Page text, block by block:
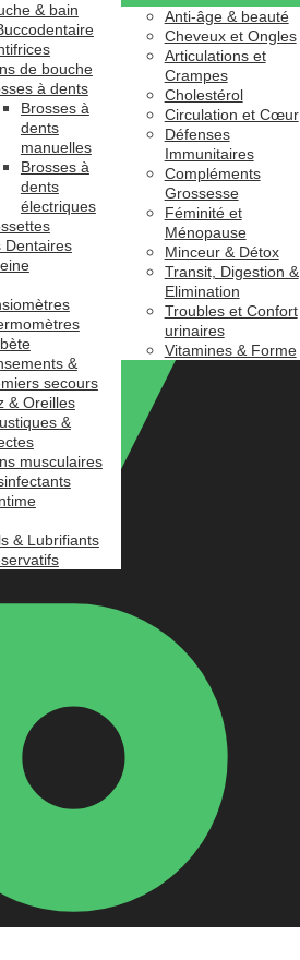
& bain
de bouche
à dents
Brosses à
dents
manuelles
Brosses à
dents
électriques
Dentaires
&
secours
& Oreilles
&
musculaires
& Lubrifiants
Anti-âge & beauté
Cheveux et Ongles
Articulations et
Crampes
Cholestérol
Circulation et Cœur
Défenses
Immunitaires
Compléments
Grossesse
Féminité et
Ménopause
Minceur & Détox
Transit, Digestion &
Elimination
Troubles et Confort
urinaires
Vitamines & Forme